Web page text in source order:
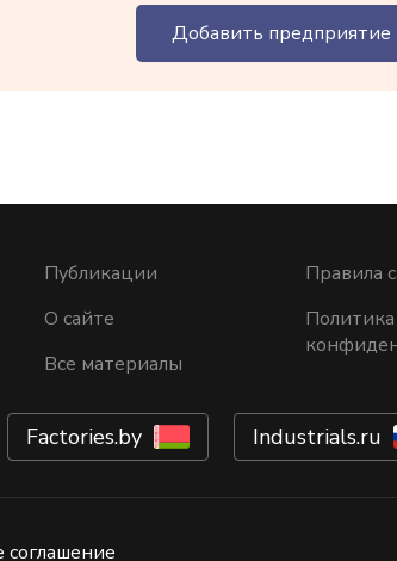
Добавить предприятие
Публикации
О сайте
Все материалы
Правила
Политика
Factories.by Industrials.ru
соглашение